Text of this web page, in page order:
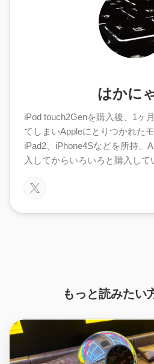
はかに
iPod touch2Genを購入後、1ヶ
てしまいAppleにとりつかれた
iPad2、iPhone4Sなどを所持。
入してからいろいろと購入して
もっと読みたい